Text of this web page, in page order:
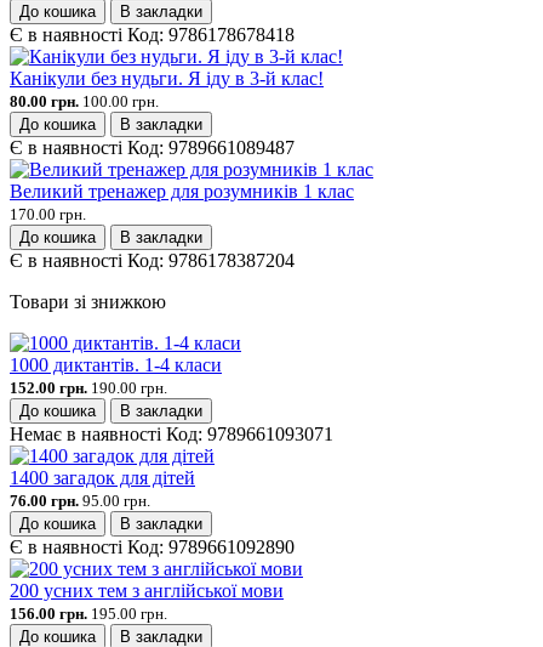
До кошика
В закладки
Є в наявності Код: 9786178678418
Канікули без нудьги. Я іду в 3-й клас!
80.00 грн. 100.00 грн.
До кошика
В закладки
Є в наявності Код: 9789661089487
Великий тренажер для розумників 1 клас
170.00 грн.
До кошика
В закладки
Є в наявності Код: 9786178387204
Товари зі знижкою
1000 диктантів. 1-4 класи
152.00 грн. 190.00 грн.
До кошика
В закладки
Немає в наявності Код: 9789661093071
1400 загадок для дітей
76.00 грн. 95.00 грн.
До кошика
В закладки
Є в наявності Код: 9789661092890
200 усних тем з англійської мови
156.00 грн. 195.00 грн.
До кошика
В закладки